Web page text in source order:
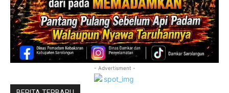
- Advertisment -